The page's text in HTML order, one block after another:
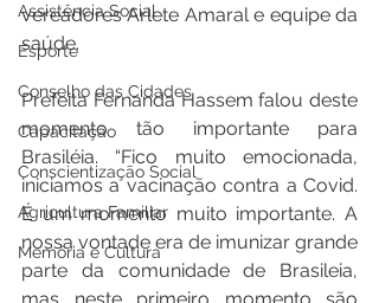
Assistência Social
Esporte
Conselho das Cidades
Capacitação
Conscientização Social
Agricultura Familiar
Memória e Cultura
vereadores Arlete Amaral e equipe da
saúde.
Prefeita Fernanda Hassem falou deste
momento tão importante para
Brasiléia. “Fico muito emocionada,
iniciamos a vacinação contra a Covid.
É um momento muito importante. A
nossa vontade era de imunizar grande
parte da comunidade de Brasileia,